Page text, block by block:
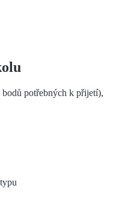
bodů potřebných k přijetí),